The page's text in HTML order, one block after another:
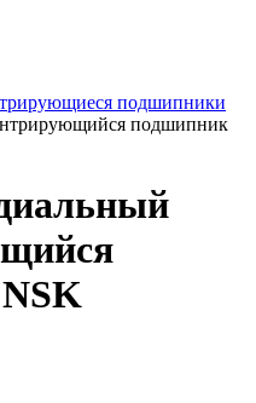
подшипники
подшипник